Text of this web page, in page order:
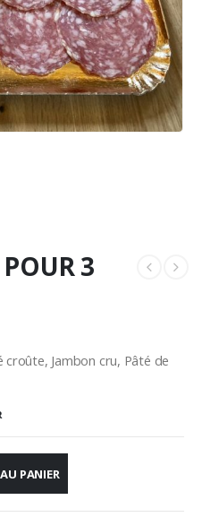
POUR 3
Jambon cru, Pâté de
PANIER